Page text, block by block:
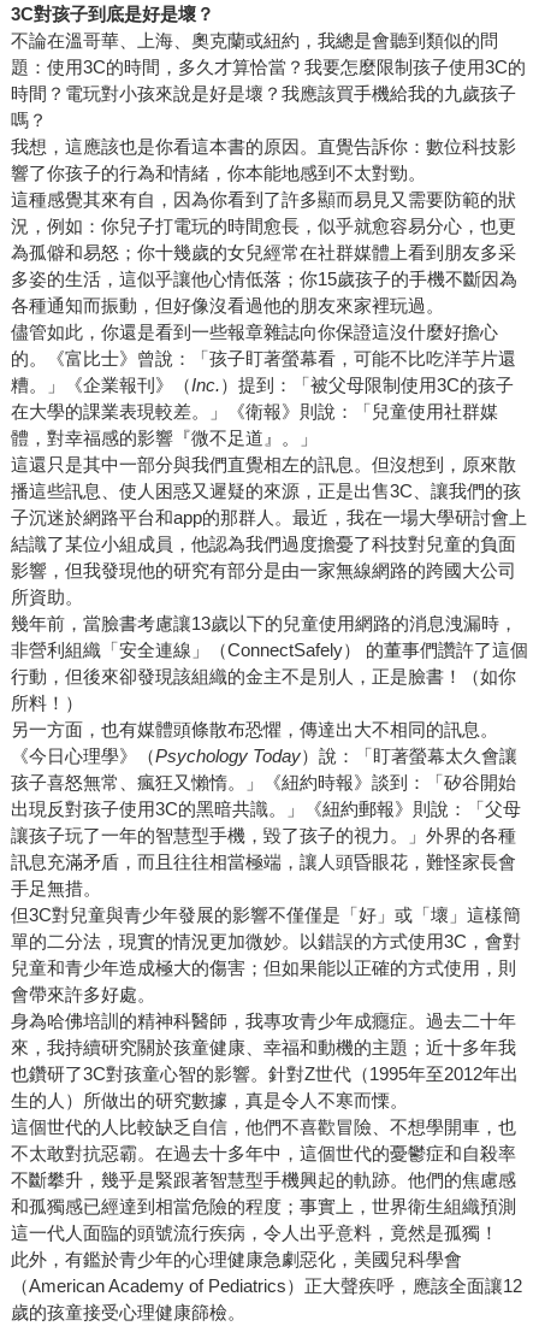
3C對孩子到底是好是壞？
不論在溫哥華、上海、奧克蘭或紐約，我總是會聽到類似的問
題：使用3C的時間，多久才算恰當？我要怎麼限制孩子使用3C的
時間？電玩對小孩來說是好是壞？我應該買手機給我的九歲孩子
嗎？
我想，這應該也是你看這本書的原因。直覺告訴你：數位科技影
響了你孩子的行為和情緒，你本能地感到不太對勁。
這種感覺其來有自，因為你看到了許多顯而易見又需要防範的狀
況，例如：你兒子打電玩的時間愈長，似乎就愈容易分心，也更
為孤僻和易怒；你十幾歲的女兒經常在社群媒體上看到朋友多采
多姿的生活，這似乎讓他心情低落；你15歲孩子的手機不斷因為
各種通知而振動，但好像沒看過他的朋友來家裡玩過。
儘管如此，你還是看到一些報章雜誌向你保證這沒什麼好擔心
的。《富比士》曾說：「孩子盯著螢幕看，可能不比吃洋芋片還
糟。」《企業報刊》（Inc.）提到：「被父母限制使用3C的孩子
在大學的課業表現較差。」《衛報》則說：「兒童使用社群媒
體，對幸福感的影響『微不足道』。」
這還只是其中一部分與我們直覺相左的訊息。但沒想到，原來散
播這些訊息、使人困惑又遲疑的來源，正是出售3C、讓我們的孩
子沉迷於網路平台和app的那群人。最近，我在一場大學研討會上
結識了某位小組成員，他認為我們過度擔憂了科技對兒童的負面
影響，但我發現他的研究有部分是由一家無線網路的跨國大公司
所資助。
幾年前，當臉書考慮讓13歲以下的兒童使用網路的消息洩漏時，
非營利組織「安全連線」（ConnectSafely） 的董事們讚許了這個
行動，但後來卻發現該組織的金主不是別人，正是臉書！（如你
所料！）
另一方面，也有媒體頭條散布恐懼，傳達出大不相同的訊息。
《今日心理學》（Psychology Today）說：「盯著螢幕太久會讓
孩子喜怒無常、瘋狂又懶惰。」《紐約時報》談到：「矽谷開始
出現反對孩子使用3C的黑暗共識。」《紐約郵報》則說：「父母
讓孩子玩了一年的智慧型手機，毀了孩子的視力。」外界的各種
訊息充滿矛盾，而且往往相當極端，讓人頭昏眼花，難怪家長會
手足無措。
但3C對兒童與青少年發展的影響不僅僅是「好」或「壞」這樣簡
單的二分法，現實的情況更加微妙。以錯誤的方式使用3C，會對
兒童和青少年造成極大的傷害；但如果能以正確的方式使用，則
會帶來許多好處。
身為哈佛培訓的精神科醫師，我專攻青少年成癮症。過去二十年
來，我持續研究關於孩童健康、幸福和動機的主題；近十多年我
也鑽研了3C對孩童心智的影響。針對Z世代（1995年至2012年出
生的人）所做出的研究數據，真是令人不寒而慄。
這個世代的人比較缺乏自信，他們不喜歡冒險、不想學開車，也
不太敢對抗惡霸。在過去十多年中，這個世代的憂鬱症和自殺率
不斷攀升，幾乎是緊跟著智慧型手機興起的軌跡。他們的焦慮感
和孤獨感已經達到相當危險的程度；事實上，世界衛生組織預測
這一代人面臨的頭號流行疾病，令人出乎意料，竟然是孤獨！
此外，有鑑於青少年的心理健康急劇惡化，美國兒科學會
（American Academy of Pediatrics）正大聲疾呼，應該全面讓12
歲的孩童接受心理健康篩檢。